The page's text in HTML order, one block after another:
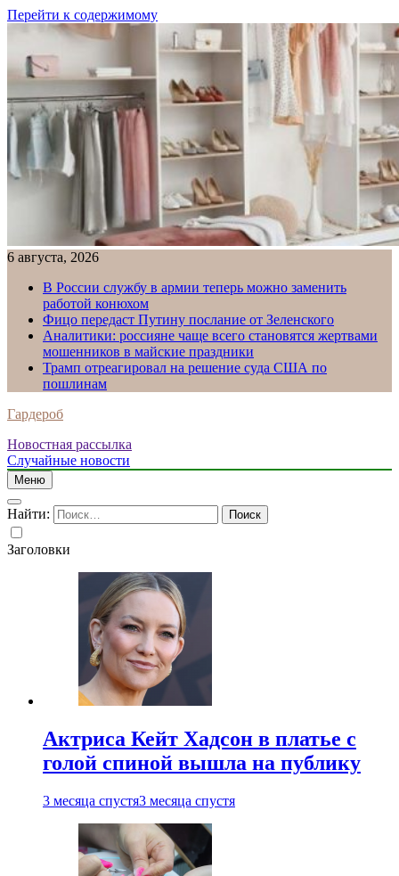
Перейти к содержимому
6 августа, 2026
В России службу в армии теперь можно заменить
работой конюхом
Фицо передаст Путину послание от Зеленского
Аналитики: россияне чаще всего становятся жертвами
мошенников в майские праздники
Трамп отреагировал на решение суда США по
пошлинам
Гардероб
Новостная рассылка
Случайные новости
Меню
Найти:
Заголовки
Актриса Кейт Хадсон в платье с
голой спиной вышла на публику
3 месяца спустя3 месяца спустя